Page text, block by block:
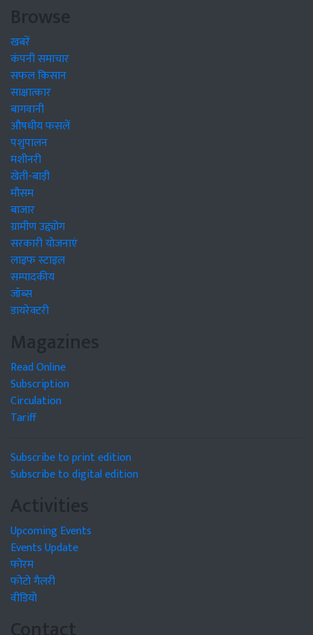
Browse
खबरें
कंपनी समाचार
सफल किसान
साक्षात्कार
बागवानी
औषधीय फसलें
पशुपालन
मशीनरी
खेती-बाड़ी
मौसम
बाजार
ग्रामीण उद्द्योग
सरकारी योजनाएं
लाइफ स्टाइल
सम्पादकीय
जॉब्स
डायरेक्टरी
Magazines
Read Online
Subscription
Circulation
Tariff
Subscribe to print edition
Subscribe to digital edition
Activities
Upcoming Events
Events Update
फोरम
फोटो गैलरी
वीडियो